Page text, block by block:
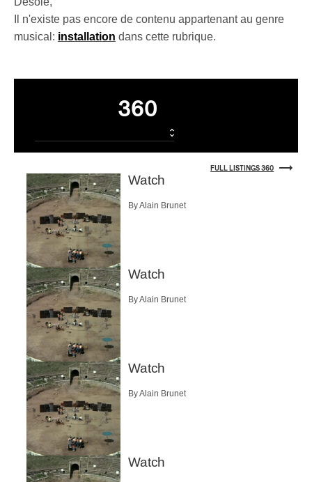
Il n'existe pas encore de contenu appartenant au genre
musical: installation dans cette rubrique.
360
FULL LISTINGS 360
Watch
By Alain Brunet
Watch
By Alain Brunet
Watch
By Alain Brunet
Watch